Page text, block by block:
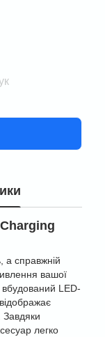
а справжній
вашої
вбудований LED-
Завдяки
легко